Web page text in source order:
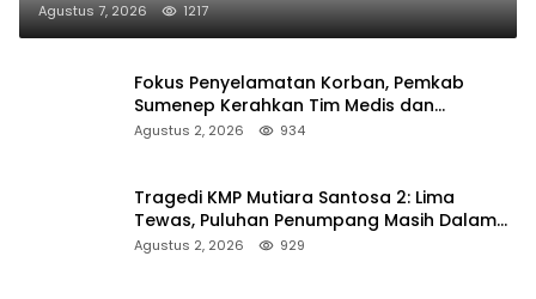
Agustus 7, 2026 1217
Fokus Penyelamatan Korban, Pemkab
Sumenep Kerahkan Tim Medis dan
Ambulans ke Pelabuhan Kalianget
Agustus 2, 2026 934
Tragedi KMP Mutiara Santosa 2: Lima
Tewas, Puluhan Penumpang Masih Dalam
Pencarian
Agustus 2, 2026 929